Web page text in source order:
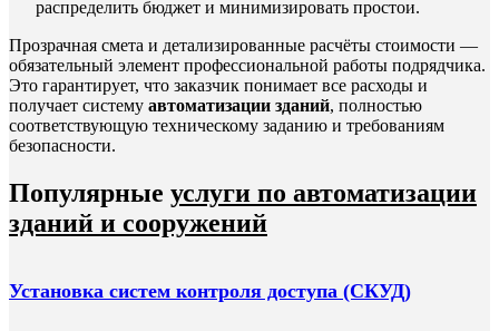
распределить бюджет и минимизировать простои.
Прозрачная смета и детализированные расчёты стоимости —
обязательный элемент профессиональной работы подрядчика.
Это гарантирует, что заказчик понимает все расходы и
получает систему автоматизации зданий, полностью
соответствующую техническому заданию и требованиям
безопасности.
Популярные услуги по автоматизации
зданий и сооружений
Установка систем контроля доступа (СКУД)